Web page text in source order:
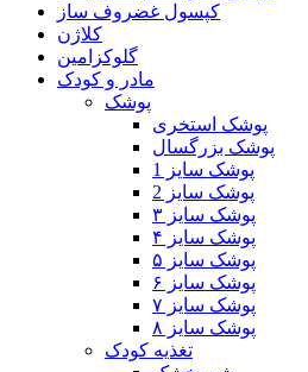
کپسول غضروف ساز
کلاژن
گلوکزامین
مادر و کودک
پوشک
پوشک استخری
پوشک بزرگسال
پوشک سایز 1
پوشک سایز 2
پوشک سایز ۳
پوشک سایز ۴
پوشک سایز ۵
پوشک سایز ۶
پوشک سایز ۷
پوشک سایز ۸
تغذیه کودک